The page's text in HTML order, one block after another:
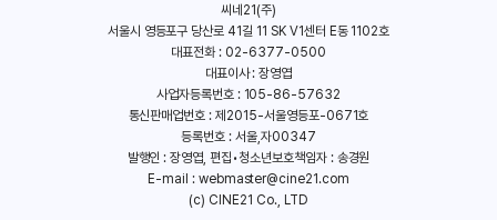
씨네21(주)
서울시 영등포구 당산로 41길 11 SK V1센터 E동 1102호
대표전화 : 02-6377-0500
대표이사 : 장영엽
사업자등록번호 : 105-86-57632
통신판매업번호 : 제2015-서울영등포-0671호
등록번호 : 서울,자00347
발행인 : 장영엽, 편집•청소년보호책임자 : 송경원
E-mail : webmaster@cine21.com
(c) CINE21 Co., LTD